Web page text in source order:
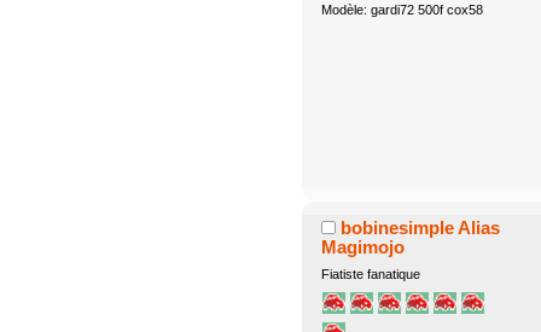
Modèle: gardi72 500f cox58
bobinesimple Alias
Magimojo
Fiatiste fanatique